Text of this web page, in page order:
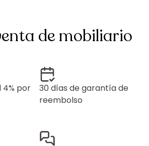
de mobiliario
4% por
30 días de garantía de
reembolso